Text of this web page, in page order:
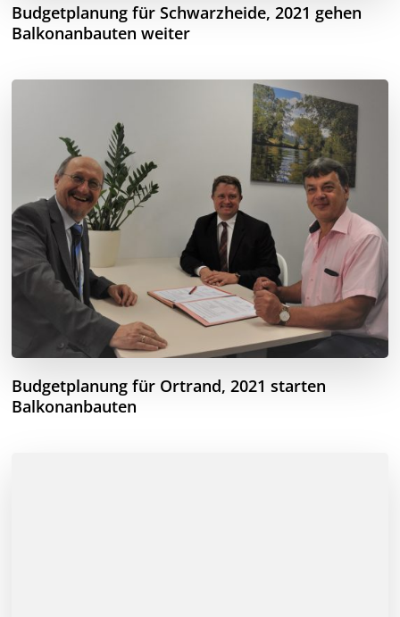
Budgetplanung für Schwarzheide, 2021 gehen
Balkonanbauten weiter
Budgetplanung für Ortrand, 2021 starten
Balkonanbauten